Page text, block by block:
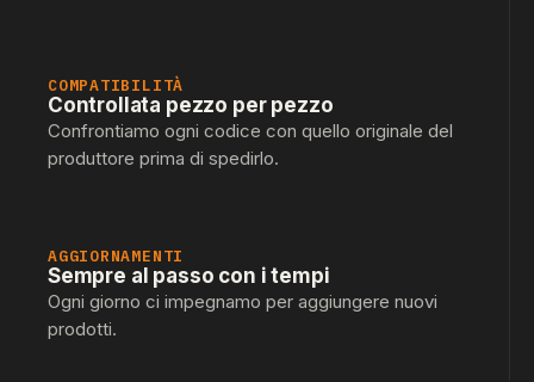
COMPATIBILITÀ
Controllata pezzo per pezzo
Confrontiamo ogni codice con quello originale del
produttore prima di spedirlo.
AGGIORNAMENTI
Sempre al passo con i tempi
Ogni giorno ci impegnamo per aggiungere nuovi
prodotti.